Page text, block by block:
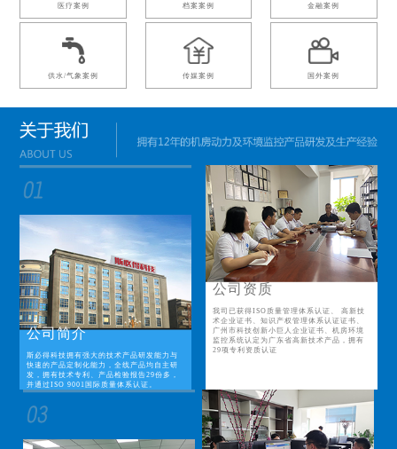
医疗案例 档案案例 金融案例
供水/气象案例 传媒案例 国外案例
公司简介
斯必得科技拥有强大的技术产品研发能力与
快速的产品定制化能力，全线产品均自主研
发，拥有技术专利、产品检验报告29份多，
并通过ISO 9001国际质量体系认证。
公司资质
我司已获得ISO质量管理体系认证、 高新技
术企业证书、知识产权管理体系认证证书、
广州市科技创新小巨人企业证书、机房环境
监控系统认定为广东省高新技术产品，拥有
29项专利资质认证